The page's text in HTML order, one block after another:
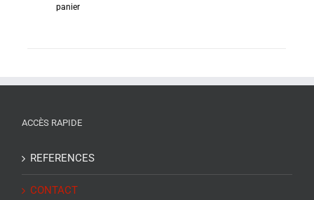
panier
ACCÈS RAPIDE
REFERENCES
CONTACT